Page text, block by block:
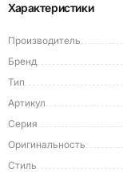
Характеристики
Производитель
Бренд
Тип
Артикул
Серия
Оригинальность
Стиль